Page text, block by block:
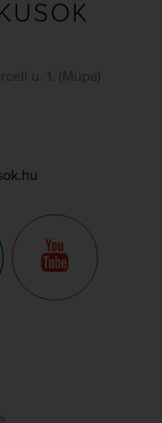
u. 1. (Müpa)